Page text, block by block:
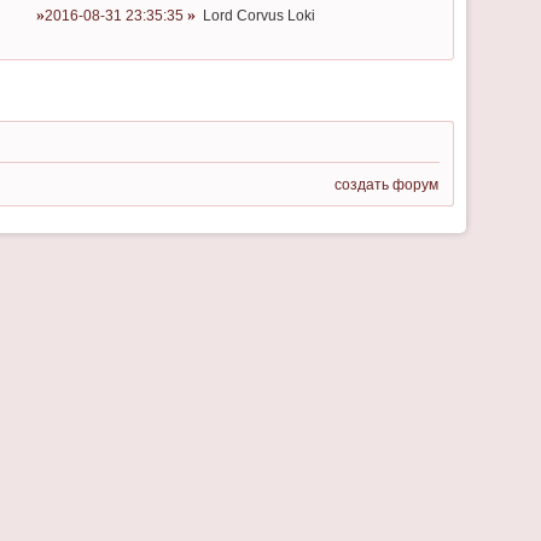
2016-08-31 23:35:35 Lord Corvus Loki
создать форум